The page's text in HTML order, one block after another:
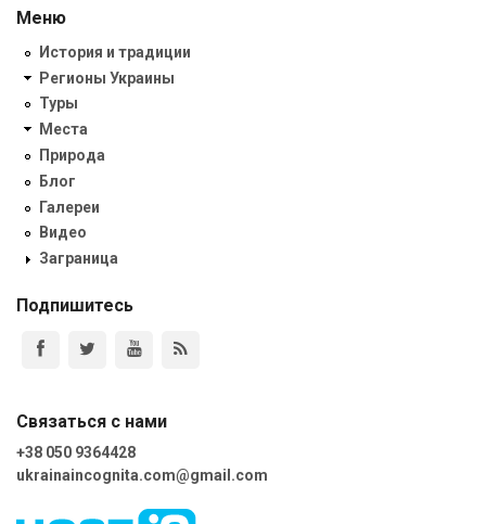
Меню
История и традиции
Регионы Украины
Туры
Места
Природа
Блог
Галереи
Видео
Заграница
Подпишитесь
Связаться с нами
+38 050 9364428
ukrainaincognita.com@gmail.com